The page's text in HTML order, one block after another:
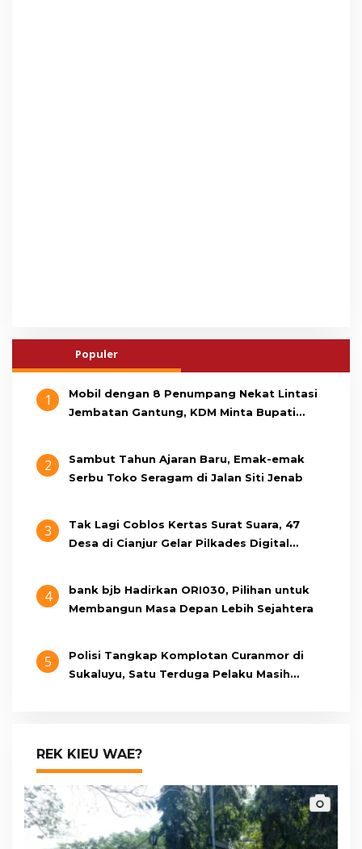
Populer
1
Mobil dengan 8 Penumpang Nekat Lintasi
Jembatan Gantung, KDM Minta Bupati
2
Sambut Tahun Ajaran Baru, Emak-emak
Serbu Toko Seragam di Jalan Siti Jenab
3
Tak Lagi Coblos Kertas Surat Suara, 47
Desa di Cianjur Gelar Pilkades Digital
4
bank bjb Hadirkan ORI030, Pilihan untuk
Membangun Masa Depan Lebih Sejahtera
5
Polisi Tangkap Komplotan Curanmor di
Sukaluyu, Satu Terduga Pelaku Masih
REK KIEU WAE?